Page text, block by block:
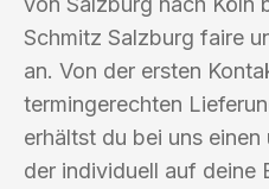
Schmitz Salzburg faire
an. Von der ersten
termingerechten
erhältst du bei uns
der individuell auf deine